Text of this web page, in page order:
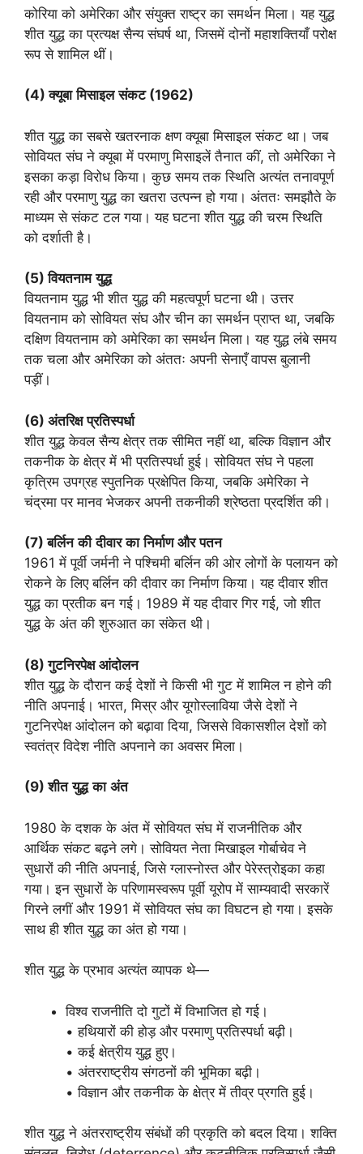
कोरिया को अमेरिका और संयुक्त राष्ट्र का समर्थन मिला। यह युद्ध
शीत युद्ध का प्रत्यक्ष सैन्य संघर्ष था, जिसमें दोनों महाशक्तियाँ परोक्ष
रूप से शामिल थीं।
(4)क्यूबा मिसाइल संकट(1962)
शीत युद्ध का सबसे खतरनाक क्षण क्यूबा मिसाइल संकट था। जब
सोवियत संघ ने क्यूबा में परमाणु मिसाइलें तैनात कीं, तो अमेरिका ने
इसका कड़ा विरोध किया। कुछ समय तक स्थिति अत्यंत तनावपूर्ण
रही और परमाणु युद्ध का खतरा उत्पन्न हो गया। अंततः समझौते के
माध्यम से संकट टल गया। यह घटना शीत युद्ध की चरम स्थिति
को दर्शाती है।
(5)वियतनाम युद्ध
वियतनाम युद्ध भी शीत युद्ध की महत्वपूर्ण घटना थी। उत्तर
वियतनाम को सोवियत संघ और चीन का समर्थन प्राप्त था, जबकि
दक्षिण वियतनाम को अमेरिका का समर्थन मिला। यह युद्ध लंबे समय
तक चला और अमेरिका को अंततः अपनी सेनाएँ वापस बुलानी
पड़ीं।
(6) अंतरिक्ष प्रतिस्पर्धा
शीत युद्ध केवल सैन्य क्षेत्र तक सीमित नहीं था, बल्कि विज्ञान और
तकनीक के क्षेत्र में भी प्रतिस्पर्धा हुई। सोवियत संघ ने पहला
कृत्रिम उपग्रह स्पुतनिक प्रक्षेपित किया, जबकि अमेरिका ने
चंद्रमा पर मानव भेजकर अपनी तकनीकी श्रेष्ठता प्रदर्शित की।
(7)बर्लिन की दीवार का निर्माण और पतन
1961 में पूर्वी जर्मनी ने पश्चिमी बर्लिन की ओर लोगों के पलायन को
रोकने के लिए बर्लिन की दीवार का निर्माण किया। यह दीवार शीत
युद्ध का प्रतीक बन गई। 1989 में यह दीवार गिर गई, जो शीत
युद्ध के अंत की शुरुआत का संकेत थी।
(8)गुटनिरपेक्ष आंदोलन
शीत युद्ध के दौरान कई देशों ने किसी भी गुट में शामिल न होने की
नीति अपनाई। भारत, मिस्र और यूगोस्लाविया जैसे देशों ने
गुटनिरपेक्ष आंदोलन को बढ़ावा दिया, जिससे विकासशील देशों को
स्वतंत्र विदेश नीति अपनाने का अवसर मिला।
(9)शीत युद्ध का अंत
1980 के दशक के अंत में सोवियत संघ में राजनीतिक और
आर्थिक संकट बढ़ने लगे। सोवियत नेता मिखाइल गोर्बाचेव ने
सुधारों की नीति अपनाई, जिसे ग्लास्नोस्त और पेरेस्त्रोइका कहा
गया। इन सुधारों के परिणामस्वरूप पूर्वी यूरोप में साम्यवादी सरकारें
गिरने लगीं और 1991 में सोवियत संघ का विघटन हो गया। इसके
साथ ही शीत युद्ध का अंत हो गया।
शीत युद्ध के प्रभाव अत्यंत व्यापक थे—
विश्व राजनीति दो गुटों में विभाजित हो गई।
• हथियारों की होड़ और परमाणु प्रतिस्पर्धा बढ़ी।
• कई क्षेत्रीय युद्ध हुए।
• अंतरराष्ट्रीय संगठनों की भूमिका बढ़ी।
• विज्ञान और तकनीक के क्षेत्र में तीव्र प्रगति हुई।
शीत युद्ध ने अंतरराष्ट्रीय संबंधों की प्रकृति को बदल दिया। शक्ति